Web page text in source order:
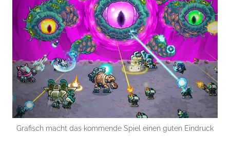
Grafisch macht das kommende Spiel einen guten Eindruck